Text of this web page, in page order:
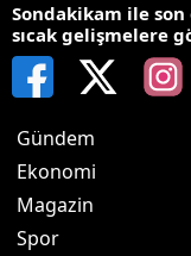
Sondakikam ile
sıcak gelişmelere
Gündem
Ekonomi
Magazin
Spor